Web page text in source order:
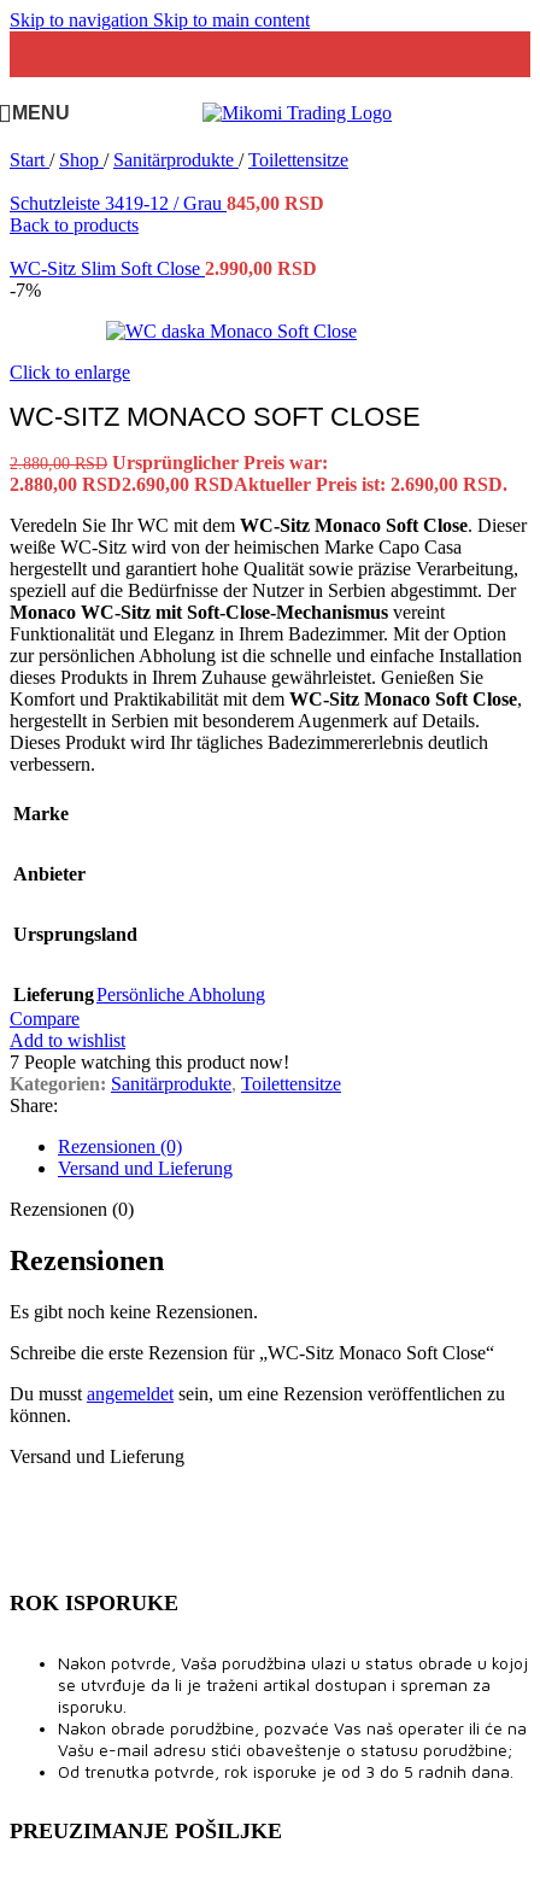
Skip to navigation Skip to main content
MENU
Start / Shop / Sanitärprodukte / Toilettensitze
Schutzleiste 3419-12 / Grau 845,00 RSD
Back to products
WC-Sitz Slim Soft Close 2.990,00 RSD
-7%
Click to enlarge
WC-SITZ MONACO SOFT CLOSE
2.880,00RSD Ursprünglicher Preis war:
2.880,00 RSD2.690,00 RSDAktueller Preis ist: 2.690,00 RSD.
Veredeln Sie Ihr WC mit dem WC-Sitz Monaco Soft Close. Dieser
weiße WC-Sitz wird von der heimischen Marke Capo Casa
hergestellt und garantiert hohe Qualität sowie präzise Verarbeitung,
speziell auf die Bedürfnisse der Nutzer in Serbien abgestimmt. Der
Monaco WC-Sitz mit Soft-Close-Mechanismus vereint
Funktionalität und Eleganz in Ihrem Badezimmer. Mit der Option
zur persönlichen Abholung ist die schnelle und einfache Installation
dieses Produkts in Ihrem Zuhause gewährleistet. Genießen Sie
Komfort und Praktikabilität mit dem WC-Sitz Monaco Soft Close,
hergestellt in Serbien mit besonderem Augenmerk auf Details.
Dieses Produkt wird Ihr tägliches Badezimmererlebnis deutlich
verbessern.
Marke
Anbieter
Ursprungsland
LieferungPersönliche Abholung
Compare
Add to wishlist
7 People watching this product now!
Kategorien: Sanitärprodukte, Toilettensitze
Share:
Rezensionen (0)
Versand und Lieferung
Rezensionen (0)
Rezensionen
Es gibt noch keine Rezensionen.
Schreibe die erste Rezension für „WC-Sitz Monaco Soft Close“
Du musst angemeldet sein, um eine Rezension veröffentlichen zu
können.
Versand und Lieferung
ROK ISPORUKE
Nakon potvrde, Vaša porudžbina ulazi u status obrade u kojoj
se utvrđuje da li je traženi artikal dostupan i spreman za
isporuku.
Nakon obrade porudžbine, pozvaće Vas naš operater ili će na
Vašu e-mail adresu stići obaveštenje o statusu porudžbine;
Od trenutka potvrde, rok isporuke je od 3 do 5 radnih dana.
PREUZIMANJE POŠILJKE